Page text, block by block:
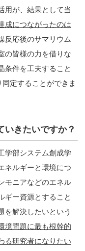
用が、結果として当
成につながったのは
反応後のサマリウム
の皆様の力を借りな
条件を工夫すること
定することができま
いきたいですか？
学部システム創成学
ネルギーと環境につ
モニアなどのエネル
ギー資源とすること
を解決したいという
境問題に最も根幹的
る研究者になりたい